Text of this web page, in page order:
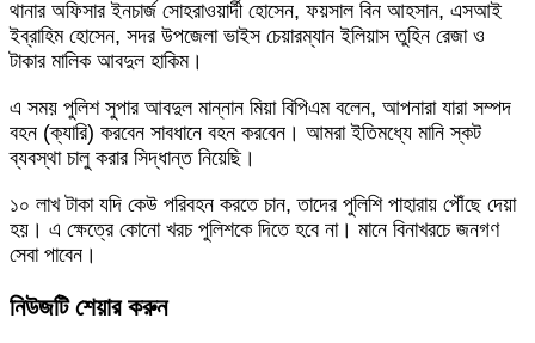
থানার অফিসার ইনচার্জ সোহরাওয়ার্দী হোসেন, ফয়সাল বিন আহসান, এসআই
ইব্রাহিম হোসেন, সদর উপজেলা ভাইস চেয়ারম্যান ইলিয়াস তুহিন রেজা ও
টাকার মালিক আবদুল হাকিম।
এ সময় পুলিশ সুপার আবদুল মান্নান মিয়া বিপিএম বলেন, আপনারা যারা সম্পদ
বহন (ক্যারি) করবেন সাবধানে বহন করবেন। আমরা ইতিমধ্যে মানি স্কট
ব্যবস্থা চালু করার সিদ্ধান্ত নিয়েছি।
১০ লাখ টাকা যদি কেউ পরিবহন করতে চান, তাদের পুলিশি পাহারায় পৌঁছে দেয়া
হয়। এ ক্ষেত্রে কোনো খরচ পুলিশকে দিতে হবে না। মানে বিনাখরচে জনগণ
সেবা পাবেন।
নিউজটি শেয়ার করুন